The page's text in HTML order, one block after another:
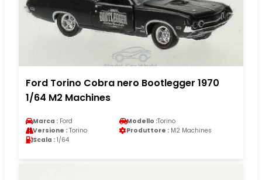
Ford Torino Cobra nero Bootlegger 1970
1/64 M2 Machines
Marca : Ford Modello :Torino
Versione : Torino Produttore : M2 Machines
Scala : 1/64